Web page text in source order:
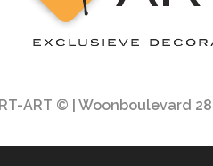
RT-ART © | Woonboulevard